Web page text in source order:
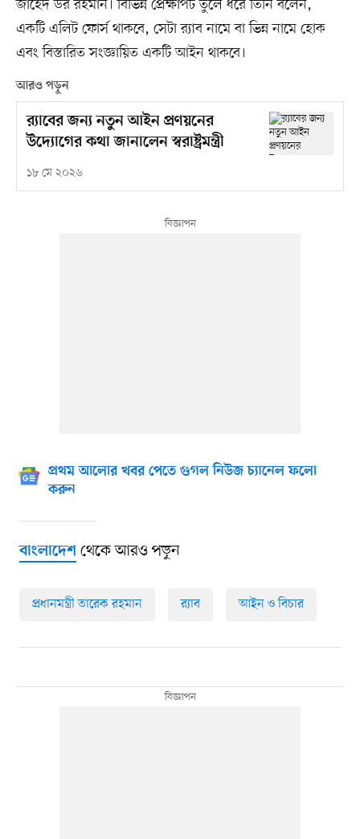
জাহেদ উর রহমান। বিভিন্ন প্রেক্ষাপট তুলে ধরে তিনি বলেন,
একটি এলিট ফোর্স থাকবে, সেটা র‍্যাব নামে বা ভিন্ন নামে হোক
এবং বিস্তারিত সংজ্ঞায়িত একটি আইন থাকবে।
আরও পড়ুন
র‍্যাবের জন্য নতুন আইন প্রণয়নের
উদ্যোগের কথা জানালেন স্বরাষ্ট্রমন্ত্রী
১৮ মে ২০২৬
প্রথম আলোর খবর পেতে গুগল নিউজ চ্যানেল ফলো
করুন
বাংলাদেশথেকে আরও পড়ুন
প্রধানমন্ত্রী তারেক রহমান র‍্যাব আইন ও বিচার